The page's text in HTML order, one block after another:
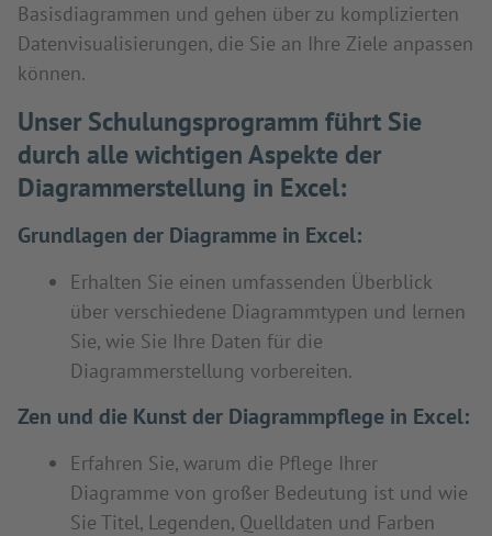
Basisdiagrammen und gehen über zu komplizierten
Datenvisualisierungen, die Sie an Ihre Ziele anpassen
können.
Unser Schulungsprogramm führt Sie
durch alle wichtigen Aspekte der
Diagrammerstellung in Excel:
Grundlagen der Diagramme in Excel:
Erhalten Sie einen umfassenden Überblick
über verschiedene Diagrammtypen und lernen
Sie, wie Sie Ihre Daten für die
Diagrammerstellung vorbereiten.
Zen und die Kunst der Diagrammpflege in Excel:
Erfahren Sie, warum die Pflege Ihrer
Diagramme von großer Bedeutung ist und wie
Sie Titel, Legenden, Quelldaten und Farben